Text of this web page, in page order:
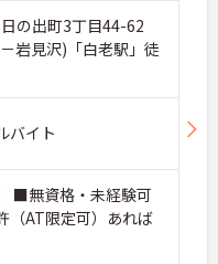
の出町3丁目44-62
岩見沢)「白老駅」徒
バイト
■無資格・未経験可
（AT限定可）あれば